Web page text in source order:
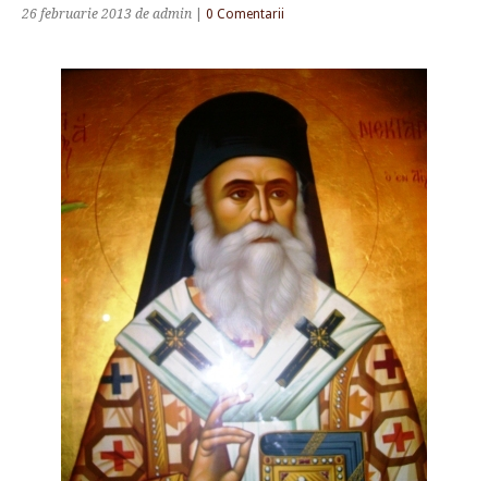
26 februarie 2013 de admin 0 Comentarii